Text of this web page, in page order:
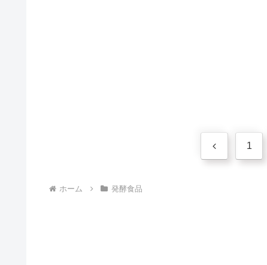
前 1
ホーム 発酵食品